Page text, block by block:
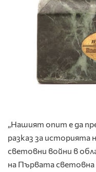
„Нашият опит е да
разказ за
световни войни в
на Първата световна